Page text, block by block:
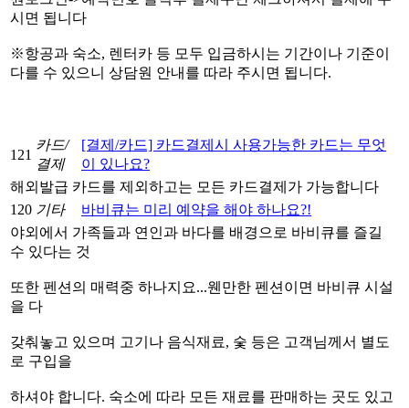
시면 됩니다
※항공과 숙소, 렌터카 등 모두 입금하시는 기간이나 기준이
다를 수 있으니 상담원 안내를 따라 주시면 됩니다.
121
카드/
결제
[결제/카드] 카드결제시 사용가능한 카드는 무엇
이 있나요?
해외발급 카드를 제외하고는 모든 카드결제가 가능합니다
120 기타
바비큐는 미리 예약을 해야 하나요?!
야외에서 가족들과 연인과 바다를 배경으로 바비큐를 즐길
수 있다는 것
또한 펜션의 매력중 하나지요...웬만한 펜션이면 바비큐 시설
을 다
갖춰놓고 있으며 고기나 음식재료, 숯 등은 고객님께서 별도
로 구입을
하셔야 합니다. 숙소에 따라 모든 재료를 판매하는 곳도 있고